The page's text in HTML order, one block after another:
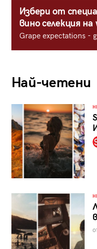
Избери от
вино селекция
Grape expectations -
Най-четени